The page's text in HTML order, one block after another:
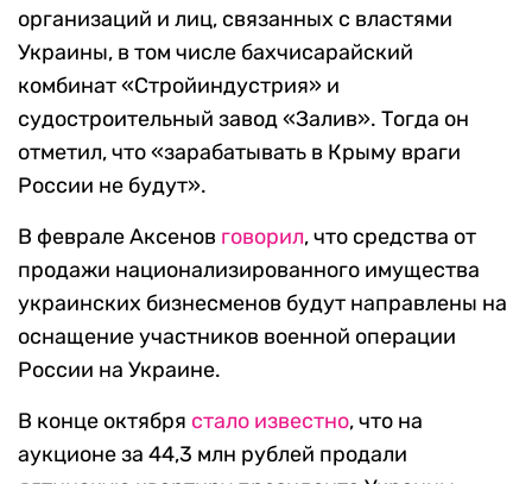
организаций и лиц, связанных с властями
Украины, в том числе бахчисарайский
комбинат «Стройиндустрия» и
судостроительный завод «Залив». Тогда он
отметил, что «зарабатывать в Крыму враги
России не будут».
В феврале Аксенов говорил, что средства от
продажи национализированного имущества
украинских бизнесменов будут направлены на
оснащение участников военной операции
России на Украине.
В конце октября стало известно, что на
аукционе за 44,3 млн рублей продали